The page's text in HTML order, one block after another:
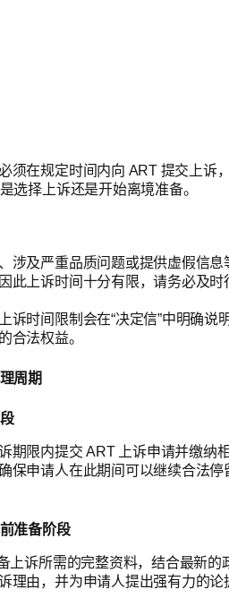
须在规定时间内向 ART 提交上诉
选择上诉还是开始离境准备。
涉及严重品质问题或提供虚假信
此上诉时间十分有限，请务必及时
诉时间限制会在“决定信”中明确
合法权益。
周期
期限内提交 ART 上诉申请并缴纳
保申请人在此期间可以继续合法
准备阶段
上诉所需的完整资料，结合最新
理由，并为申请人提出强有力的